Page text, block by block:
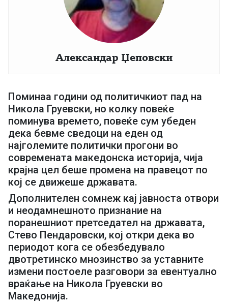
Александар Џеповски
Поминаа години од политичкиот пад на
Никола Груевски, но колку повеќе
поминува времето, повеќе сум убеден
дека бевме сведоци на еден од
најголемите политички прогони во
современата македонска историја, чија
крајна цел беше промена на правецот по
кој се движеше државата.
Дополнителен сомнеж кај јавноста отвори
и неодамнешното признание на
поранешниот претседател на државата,
Стево Пендаровски, кој откри дека во
периодот кога се обезбедувало
двотретинско мнозинство за уставните
измени постоеле разговори за евентуално
враќање на Никола Груевски во
Македонија.